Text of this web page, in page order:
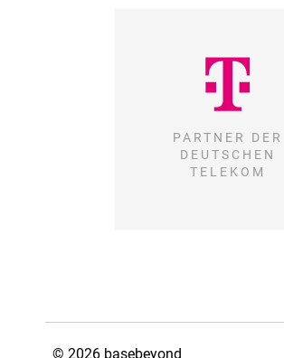
PARTNER DER
DEUTSCHEN
TELEKOM
© 2026 basebeyond